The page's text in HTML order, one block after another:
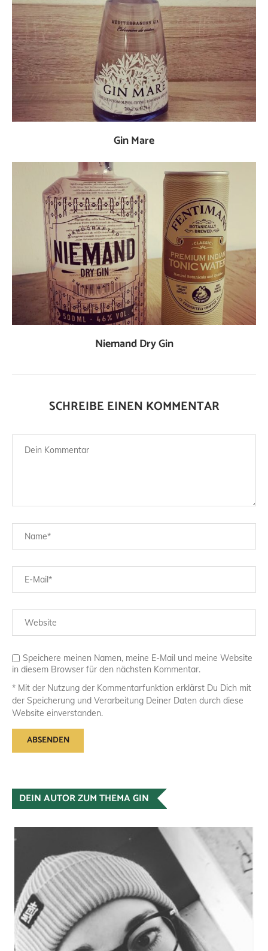
Gin Mare
Niemand Dry Gin
SCHREIBE EINEN KOMMENTAR
Speichere meinen Namen, meine E-Mail und meine Website
in diesem Browser für den nächsten Kommentar.
* Mit der Nutzung der Kommentarfunktion erklärst Du Dich mit
der Speicherung und Verarbeitung Deiner Daten durch diese
Website einverstanden.
DEIN AUTOR ZUM THEMA GIN